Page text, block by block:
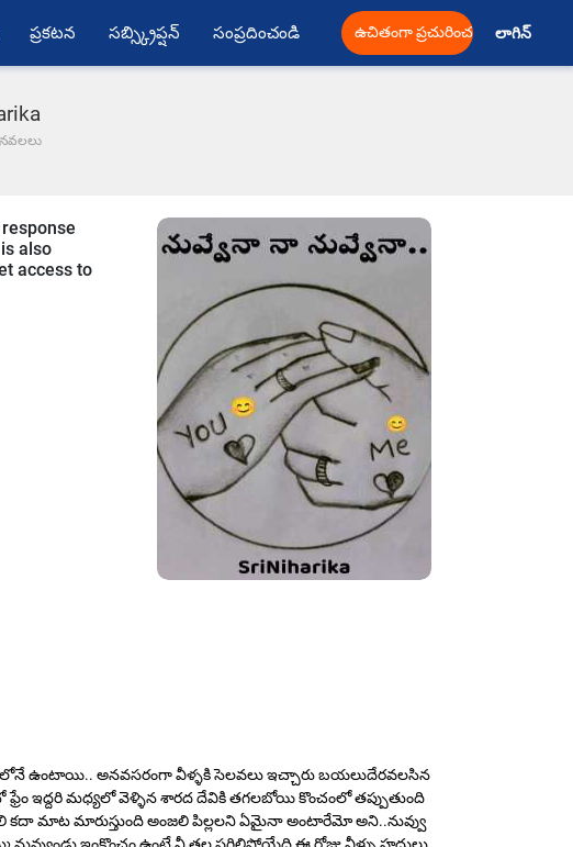
ప్రకటన సబ్స్క్రిప్షన్ సంప్రదించండి ఉచితంగా ప్రచురించండి లాగిన్
also
access to
ఉంటాయి.. అనవసరంగా వీళ్ళకి సెలవలు ఇచ్చారు బయలుదేరవలసిన
ఇద్దరి మధ్యలో వెళ్ళిన శారద దేవికి తగలబోయి కొంచంలో తప్పుతుంది
కదా మాట మారుస్తుంది అంజలి పిల్లలని ఏమైనా అంటారేమో అని..నువ్వు